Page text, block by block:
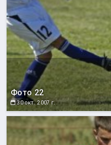
Фото 22
30 окт. 2007 г.